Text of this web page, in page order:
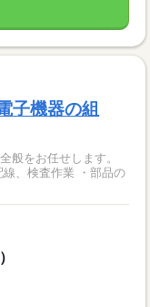
子機器の組
般をお任せします。
線、検査作業 ・部品の